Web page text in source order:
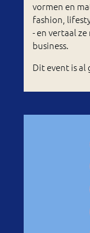
vormen en
fashion,
- en vertaal
business.
Dit event is al